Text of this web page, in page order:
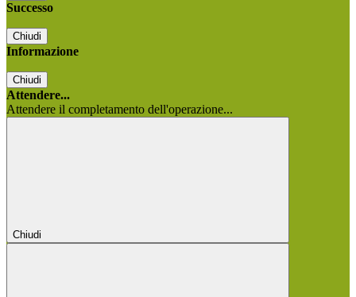
Successo
Chiudi
Informazione
Chiudi
Attendere...
Attendere il completamento dell'operazione...
Chiudi